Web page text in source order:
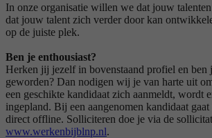
In onze organisatie willen we dat jouw
dat jouw talent zich verder door kan
op de juiste plek.
Ben je enthousiast?
Herken jij jezelf in bovenstaand profiel en ben
geworden? Dan nodigen wij je van harte uit
een geschikte kandidaat zich aanmeldt, wordt
ingepland. Bij een aangenomen kandidaat gaat
direct offline. Solliciteren doe je via de
www.werkenbijblnp.nl.